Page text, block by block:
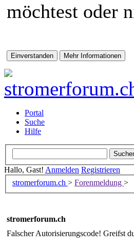
möchtest oder
Portal
Suche
Hilfe
Hallo, Gast! Anmelden Registrieren
stromerforum.ch > Forenmeldung >
stromerforum.ch
Falscher Autorisierungscode! Greifst